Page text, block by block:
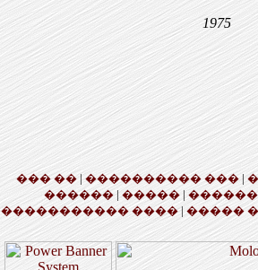
1975
��� ��|���������� ���|
������| �����|
����������� ����|�����